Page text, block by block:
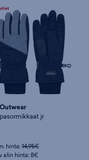
jr
hinta:14,95€
alin hinta: 8€